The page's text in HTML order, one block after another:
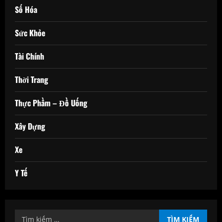
Số Hóa
Sức Khỏe
Tài Chính
Thời Trang
Thực Phầm – Đồ Uống
Xây Dựng
Xe
Y Tế
Tìm